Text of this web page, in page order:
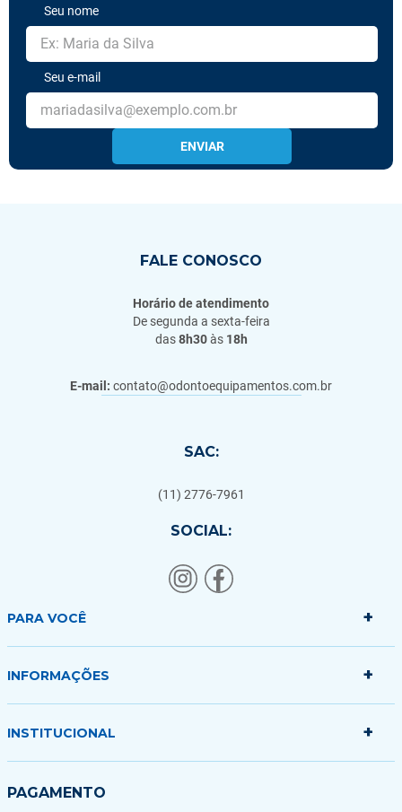
Seu nome
Seu e-mail
ENVIAR
FALE CONOSCO
Horário de atendimento
De segunda a sexta-feira
das8h30às 18h
E-mail: contato@odontoequipamentos.com.br
SAC:
(11) 2776-7961
SOCIAL:
PARA VOCÊ +
Minha conta
INFORMAÇÕES +
Politica de Entrega
INSTITUCIONAL +
Quem somos
PAGAMENTO